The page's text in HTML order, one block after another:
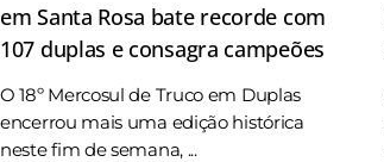
em Santa Rosa bate recorde com
107 duplas e consagra campeões
O 18º Mercosul de Truco em Duplas
encerrou mais uma edição histórica
neste fim de semana, ...